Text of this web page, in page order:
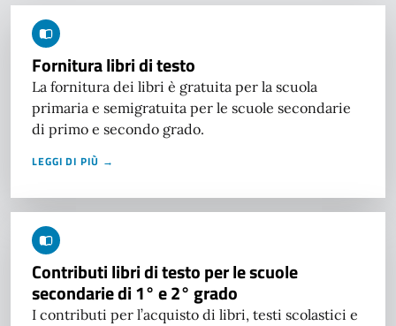
Fornitura libri di testo
La fornitura dei libri è gratuita per la scuola
primaria e semigratuita per le scuole secondarie
di primo e secondo grado.
LEGGI DI PIÙ →
Contributi libri di testo per le scuole
secondarie di 1° e 2° grado
I contributi per l’acquisto di libri, testi scolastici e